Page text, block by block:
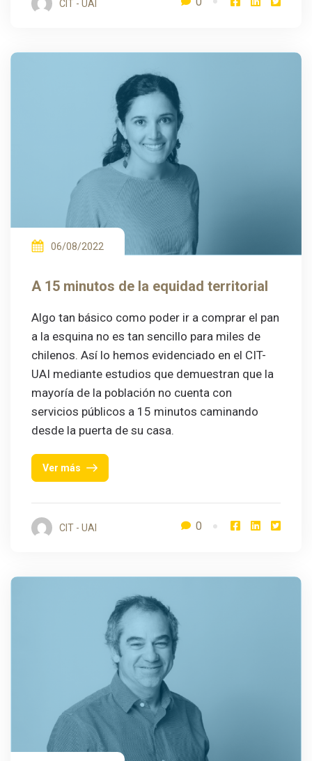
CIT - UAI
06/08/2022
A 15 minutos de la equidad territorial
Algo tan básico como poder ir a comprar el pan
a la esquina no es tan sencillo para miles de
chilenos. Así lo hemos evidenciado en el CIT-
UAI mediante estudios que demuestran que la
mayoría de la población no cuenta con
servicios públicos a 15 minutos caminando
desde la puerta de su casa.
Ver más
CIT - UAI 0